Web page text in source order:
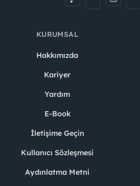
KURUMSAL
Hakkımızda
Kariyer
Yardım
E-Book
İletişime Geçin
Kullanıcı Sözleşmesi
Aydınlatma Metni